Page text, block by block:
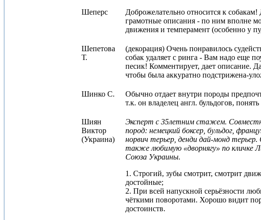
Шеперс
Доброжелательно относится к
грамотные описания - по ним вполне
движения и темперамент (особенно у
Шепетова
Т.
(декорация) Очень понравилось
собак удаляет с ринга - Вам надо еще
песик! Комментирует, дает описание.
чтобы была аккуратно подстрижена-
Шинко С.
Обычно отдает внутри породы
т.к. он владелец англ. бульдогов,
Шиян
Виктор
(Украина)
Эксперт с 35летним стажем.
пород: немецкий боксер, бульдог,
норвич терьер, денди дай-монд
также любимую «дворнягу» по кличке
Союза Украины.
1. Строгий, зубы смотрит, смотрит
достойные;
2. При всей напускной серьёзности
чёткими поворотами. Хорошо видит
достоинств.